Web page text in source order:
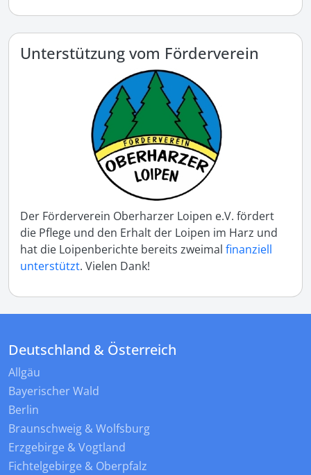
Unterstützung vom Förderverein
Der Förderverein Oberharzer Loipen e.V. fördert
die Pflege und den Erhalt der Loipen im Harz und
hat die Loipenberichte bereits zweimal finanziell
unterstützt. Vielen Dank!
Deutschland & Österreich
Allgäu
Bayerischer Wald
Berlin
Braunschweig & Wolfsburg
Erzgebirge & Vogtland
Fichtelgebirge & Oberpfalz